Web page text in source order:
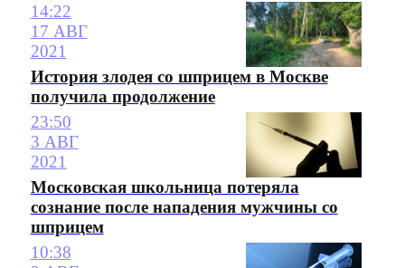
14:22
17 АВГ
2021
История злодея со шприцем в Москве
получила продолжение
23:50
3 АВГ
2021
Московская школьница потеряла
сознание после нападения мужчины со
шприцем
10:38